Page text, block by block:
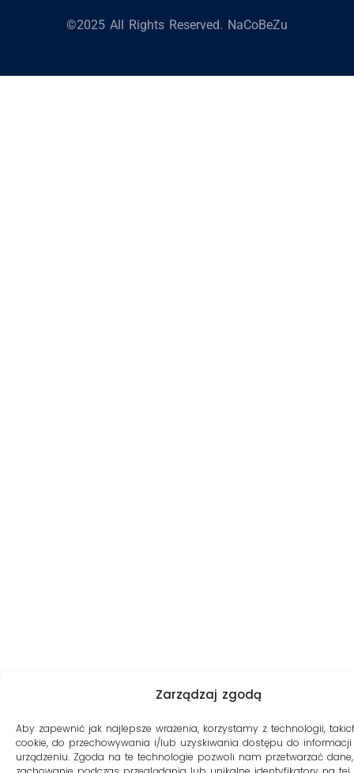
Zarządzaj zgodą
Aby zapewnić jak najlepsze wrażenia, korzystamy z technologii,
cookie, do przechowywania i/lub uzyskiwania dostępu do
urządzeniu. Zgoda na te technologie pozwoli nam przetwarzać
©2025 All Rights Reserved. NaCoBeZu